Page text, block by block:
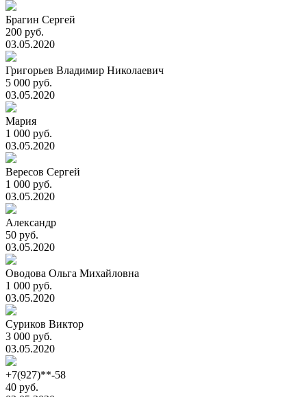
Брагин Сергей
200 руб.
03.05.2020
Григорьев Владимир Николаевич
5 000 руб.
03.05.2020
Мария
1 000 руб.
03.05.2020
Вересов Сергей
1 000 руб.
03.05.2020
Александр
50 руб.
03.05.2020
Оводова Ольга Михайловна
1 000 руб.
03.05.2020
Суриков Виктор
3 000 руб.
03.05.2020
+7(927)**-58
40 руб.